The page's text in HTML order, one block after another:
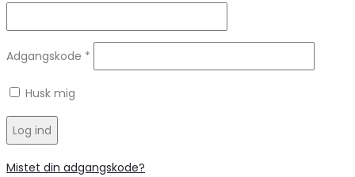
Adgangskode *
Husk mig
Log ind
Mistet din adgangskode?